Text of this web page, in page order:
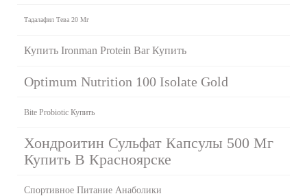
Тадалафил Тева 20 Мг
Купить Ironman Protein Bar Купить
Optimum Nutrition 100 Isolate Gold
Bite Probiotic Купить
Хондроитин Сульфат Капсулы 500 Мг
Купить В Красноярске
Спортивное Питание Анаболики